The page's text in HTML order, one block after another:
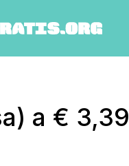
a € 3,39